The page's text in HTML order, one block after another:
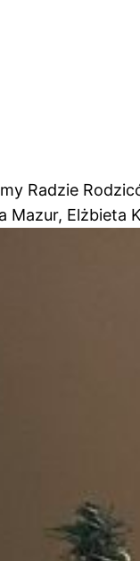
Radzie
Mazur, Elżbieta